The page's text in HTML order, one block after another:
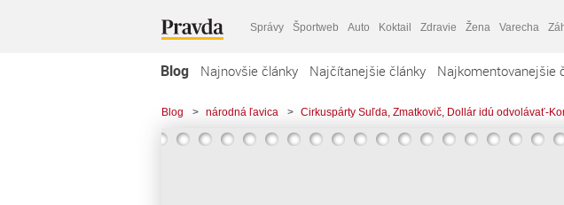
Správy Športweb Auto Koktail Zdravie Žena Varecha
Blog Najnovšie články Najčítanejšie články Najkomentovanejšie
Blog > národná ľavica > Cirkuspárty Suľda, Zmatkovič, Dollár idú odvolávať-